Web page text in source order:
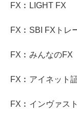
FX︰LIGHT FX
FX︰SBI FXトレ
FX︰みんなのFX
FX︰アイネット
FX︰インヴァス